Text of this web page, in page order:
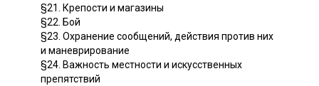
§21. Крепости и магазины
§22. Бой
§23. Охранение сообщений, действия против них
и маневрирование
§24. Важность местности и искусственных
препятствий